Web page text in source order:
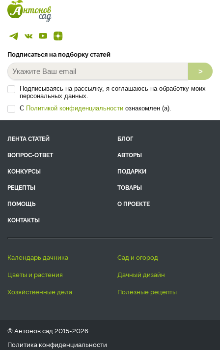
Подписаться на подборку статей
>
Подписываясь на рассылку, я соглашаюсь на обработку моих
персональных данных.
С Политикой конфиденциальности ознакомлен (а).
ЛЕНТА СТАТЕЙ
БЛОГ
ВОПРОС-ОТВЕТ
АВТОРЫ
КОНКУРСЫ
ПОДАРКИ
РЕЦЕПТЫ
ТОВАРЫ
ПОМОЩЬ
О ПРОЕКТЕ
КОНТАКТЫ
календарь дачника
сад и огород
цветы и растения
дачный дизайн
хозяйственные дела
полезные рецепты
® Антонов сад 2015-2026
Политика конфиденциальности